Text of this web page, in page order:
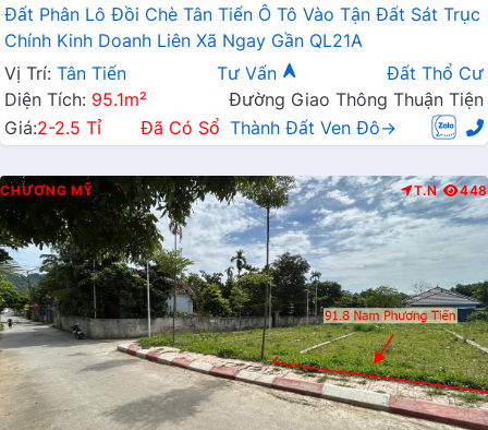
Đất Phân Lô Đồi Chè Tân Tiến Ô Tô Vào Tận Đất Sát Trục
Chính Kinh Doanh Liên Xã Ngay Gần QL21A
Vị Trí: Tân Tiến Tư Vấn
Đất Thổ Cư
Diện Tích: 95.1m²
Đường Giao Thông Thuận Tiện
Giá:2-2.5 Tỉ Đã Có Sổ Thành Đất Ven Đô→
CHƯƠNG MỸ T.N 448